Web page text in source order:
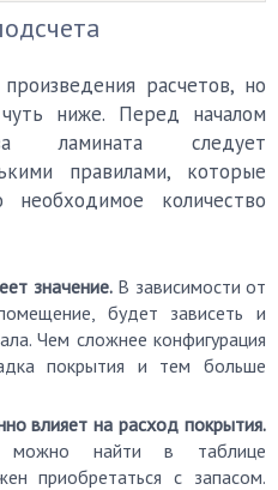
расчетов, но
ниже. Перед началом
ламината следует
правилами, которые
количество
значение.В зависимости от
будет зависеть и
Чем сложнее конфигурация
покрытия и тем больше
влияет на расход покрытия.
можно найти в таблице
приобретаться с запасом.